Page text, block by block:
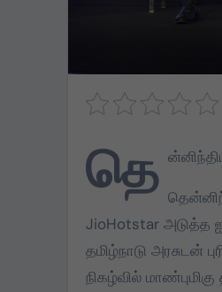
தெ
JioHotstar அடுத்த
தமிழ்நாடு அரசுடன்
நிகழ்வில்
DMK